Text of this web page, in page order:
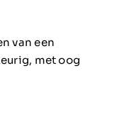
van een
met oog